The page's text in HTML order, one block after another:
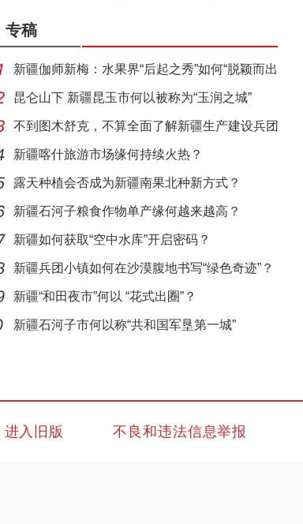
重大革命历史题材电影《天山之子张仲瀚》在
专稿
新疆伽师新梅：水果界“后起之秀”如何“脱颖而出
昆仑山下 新疆昆玉市何以被称为“玉润之城”
不到图木舒克，不算全面了解新疆生产建设兵团
新疆喀什旅游市场缘何持续火热？
露天种植会否成为新疆南果北种新方式？
新疆石河子粮食作物单产缘何越来越高？
新疆如何获取“空中水库”开启密码？
新疆兵团小镇如何在沙漠腹地书写“绿色奇迹”？
新疆“和田夜市”何以 “花式出圈”？
新疆石河子市何以称“共和国军垦第一城”
进入旧版 不良和违法信息举报